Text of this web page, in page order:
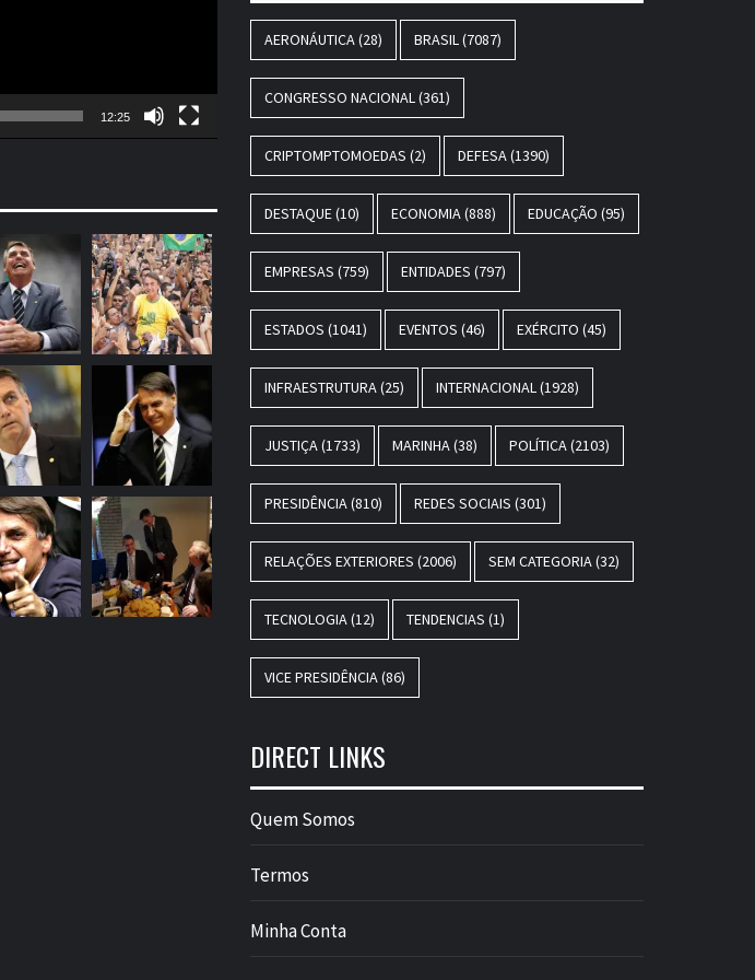
12:25
AERONÁUTICA (28) BRASIL (7087)
CONGRESSO NACIONAL (361)
CRIPTOMPTOMOEDAS (2) DEFESA (1390)
DESTAQUE(10) ECONOMIA (888) EDUCAÇÃO (95)
EMPRESAS (759) ENTIDADES (797)
ESTADOS (1041) EVENTOS (46) EXÉRCITO (45)
INFRAESTRUTURA (25) INTERNACIONAL (1928)
JUSTIÇA (1733) MARINHA (38) POLÍTICA (2103)
PRESIDÊNCIA (810) REDES SOCIAIS (301)
RELAÇÕES EXTERIORES (2006) SEM CATEGORIA (32)
TECNOLOGIA (12) TENDENCIAS (1)
VICE PRESIDÊNCIA (86)
DIRECT LINKS
Quem Somos
Termos
Minha Conta